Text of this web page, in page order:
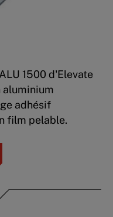
1500 d'Elevate
aluminium
adhésif
film pelable.